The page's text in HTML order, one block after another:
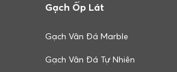
Gạch Ốp Lát
Gạch Vân Đá Marble
Gạch Vân Đá Tự Nhiên